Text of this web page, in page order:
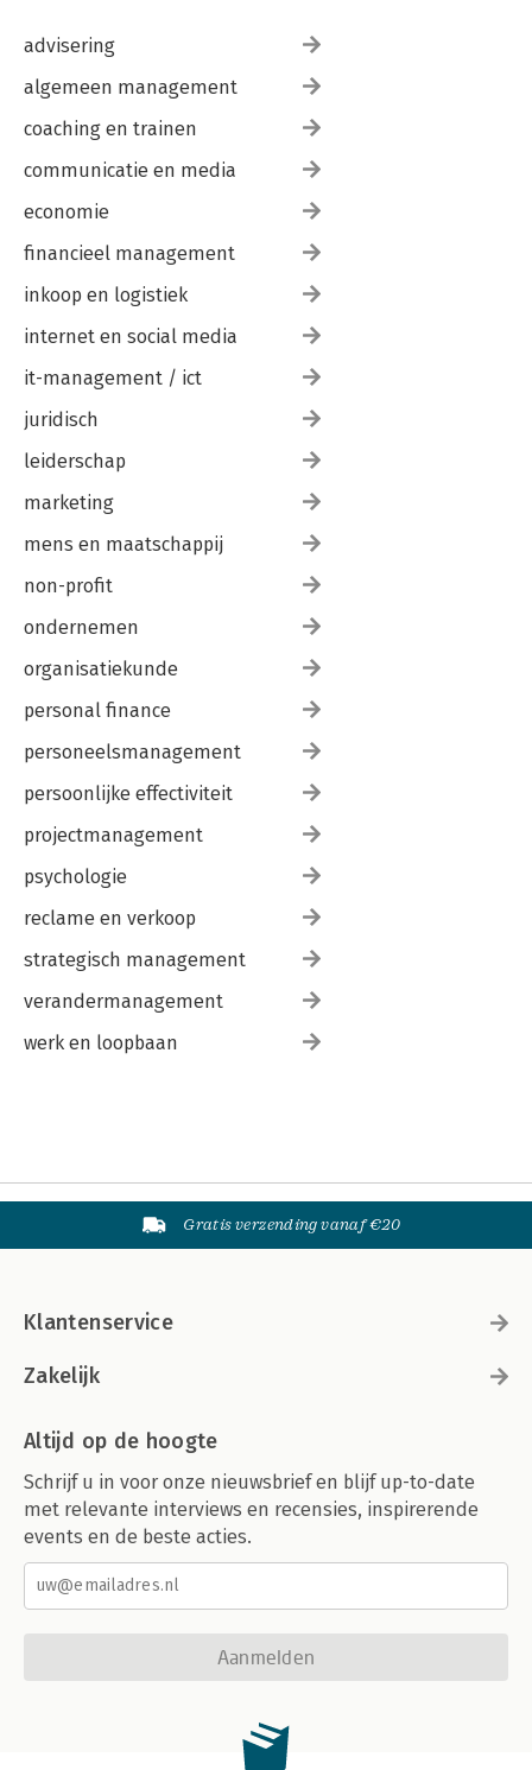
advisering
algemeen management
coaching en trainen
communicatie en media
economie
financieel management
inkoop en logistiek
internet en social media
it-management / ict
juridisch
leiderschap
marketing
mens en maatschappij
non-profit
ondernemen
organisatiekunde
personal finance
personeelsmanagement
persoonlijke effectiviteit
projectmanagement
psychologie
reclame en verkoop
strategisch management
verandermanagement
werk en loopbaan
Gratis verzending vanaf €20
Klantenservice
Zakelijk
Altijd op de hoogte
Schrijf u in voor onze nieuwsbrief en blijf up-to-date
met relevante interviews en recensies, inspirerende
events en de beste acties.
Aanmelden